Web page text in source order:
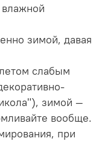
зимой, давая
слабым
зимой —
вообще.
при